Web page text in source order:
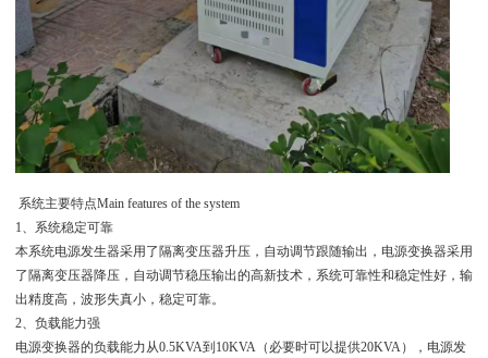
系统主要特点Main features of the system
1、系统稳定可靠
本系统电源发生器采用了隔离变压器升压，自动调节跟随输出，电源变换器采用
了隔离变压器降压，自动调节稳压输出的高新技术，系统可靠性和稳定性好，输
出精度高，波形失真小，稳定可靠。
2、负载能力强
电源变换器的负载能力从0.5KVA到10KVA（必要时可以提供20KVA），电源发